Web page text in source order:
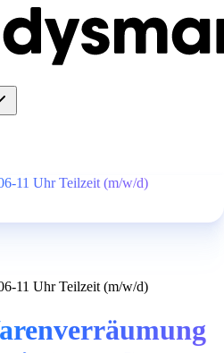
11 Uhr Teilzeit (m/w/d)
11 Uhr Teilzeit (m/w/d)